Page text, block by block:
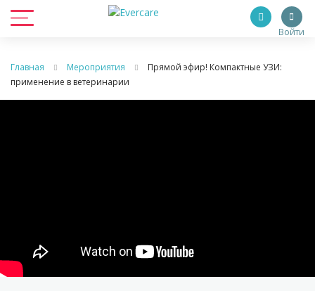
Войти
Главная Мероприятия
Прямой эфир! Компактные УЗИ:
применение в ветеринарии